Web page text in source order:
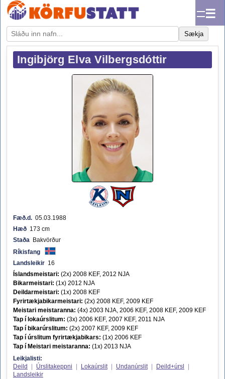
☰
Sækja
Ingibjörg Elva Vilbergsdóttir
Fæð.d. 05.03.1988
Hæð 173 cm
Staða Bakvörður
Ríkisfang
Landsleikir 16
Íslandsmeistari: (2x) 2008 KEF, 2012 NJA
Bikarmeistari: (1x) 2012 NJA
Deildarmeistari: (1x) 2008 KEF
Fyrirtækjabikarmeistari: (2x) 2008 KEF, 2009 KEF
Meistari meistaranna: (4x) 2003 NJA, 2006 KEF, 2008 KEF, 2009 KEF
Tap í lokaúrslitum: (3x) 2006 KEF, 2007 KEF, 2011 NJA
Tap í bikarúrslitum: (2x) 2007 KEF, 2009 KEF
Tap í úrslitum fyrirtækjabikars: (1x) 2006 KEF
Tap í Meistari meistaranna: (1x) 2013 NJA
Leikjalisti:
Deild
Úrslitakeppni Lokaúrslit Undanúrslit Deild+úrsl
Landsleikir